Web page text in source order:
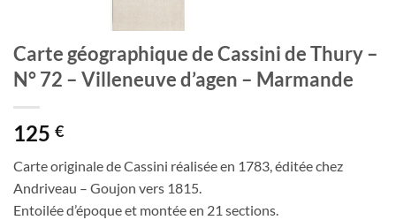
Carte géographique de Cassini de Thury –
N° 72 – Villeneuve d’agen – Marmande
125 €
Carte originale de Cassini réalisée en 1783, éditée chez
Andriveau – Goujon vers 1815.
Entoilée d’époque et montée en 21 sections.